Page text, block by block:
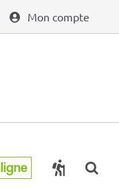
Mon compte